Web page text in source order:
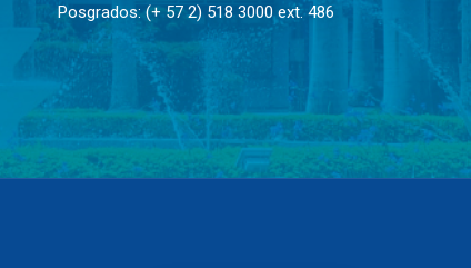
Posgrados: (+ 57 2) 518 3000 ext. 486